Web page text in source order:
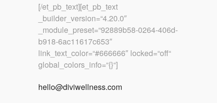
[/et_pb_text][et_pb_text
_builder_version=“4.20.0″
_module_preset=“92889b58-0264-406d-
b918-6ac11617c653″
link_text_color=“#666666″ locked=“off“
global_colors_info=“{}“]
hello@diviwellness.com